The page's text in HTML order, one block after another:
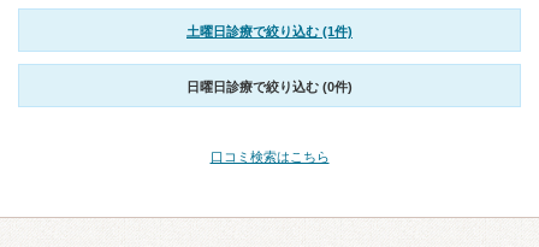
土曜日診療で絞り込む (1件)
日曜日診療で絞り込む (0件)
口コミ検索はこちら